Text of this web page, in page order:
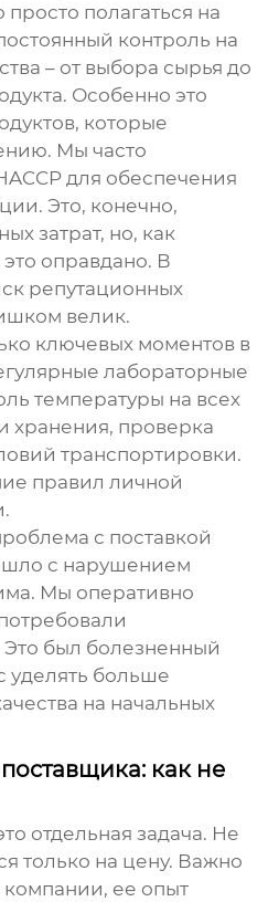
полагаться на
контроль на
– от выбора сырья до
Особенно это
которые
Мы часто
для обеспечения
Это, конечно,
затрат, но, как
оправдано. В
репутационных
велик.
ключевых моментов в
лабораторные
температуры на всех
хранения, проверка
транспортировки.
правил личной
с поставкой
с нарушением
Мы оперативно
был болезненный
уделять больше
на начальных
как не
отдельная задача. Не
только на цену. Важно
компании, ее опыт